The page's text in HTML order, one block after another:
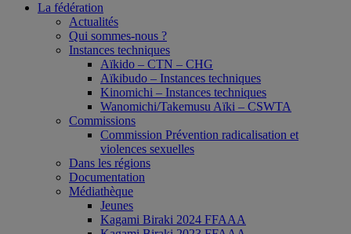
La fédération
Actualités
Qui sommes-nous ?
Instances techniques
Aïkido – CTN – CHG
Aïkibudo – Instances techniques
Kinomichi – Instances techniques
Wanomichi/Takemusu Aïki – CSWTA
Commissions
Commission Prévention radicalisation et
violences sexuelles
Dans les régions
Documentation
Médiathèque
Jeunes
Kagami Biraki 2024 FFAAA